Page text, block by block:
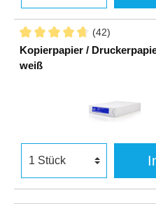
(42)
Kopierpapier /
weiß